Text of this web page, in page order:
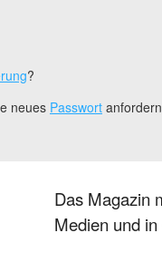
?
neues Passwort
Das Magazin
Medien und